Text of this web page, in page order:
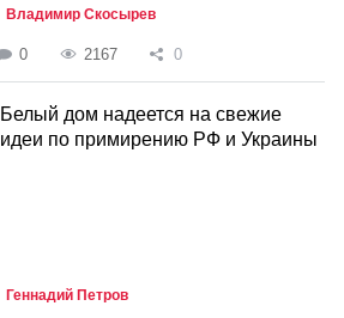
Владимир Скосырев
0 2167 0
Белый дом надеется на свежие
идеи по примирению РФ и Украины
Геннадий Петров